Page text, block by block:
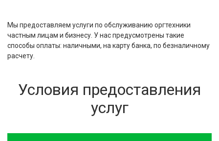
Мы предоставляем услуги по обслуживанию оргтехники
частным лицам и бизнесу. У нас предусмотрены такие
способы оплаты: наличными, на карту банка, по безналичному
расчету.
Условия предоставления
услуг